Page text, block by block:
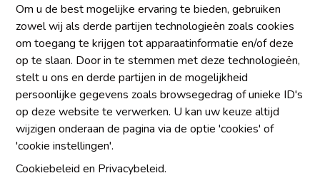
Om u de best mogelijke ervaring te bieden, gebruiken
zowel wij als derde partijen technologieën zoals cookies
om toegang te krijgen tot apparaatinformatie en/of deze
op te slaan. Door in te stemmen met deze technologieën,
stelt u ons en derde partijen in de mogelijkheid
persoonlijke gegevens zoals browsegedrag of unieke ID's
op deze website te verwerken. U kan uw keuze altijd
wijzigen onderaan de pagina via de optie 'cookies' of
'cookie instellingen'.
Cookiebeleid en Privacybeleid.
Chaque agence est juridiquement et financièrement
indépendante
SRL IMMO Water Lane - TVA BE 0755330288
Agrétion I.P.I. N° 510.423
RC professionnelle et cautionnement vis AXA Belgium
N° 730.390.160
Institut professionnel des agents immobiliers, rue du
Luxembourg 16 B, 1000 Bruxelles. Le